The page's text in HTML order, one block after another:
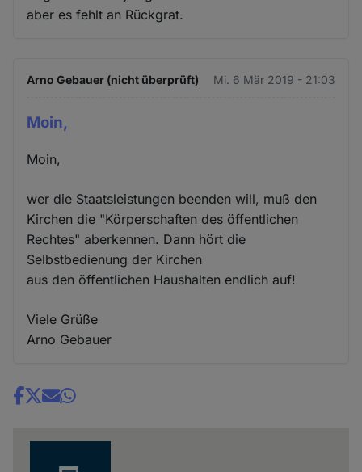
aber es fehlt an Rückgrat.
Arno Gebauer (nicht überprüft) Mi. 6 Mär 2019 - 21:03
Moin,
Moin,
wer die Staatsleistungen beenden will, muß den
Kirchen die "Körperschaften des öffentlichen
Rechtes" aberkennen. Dann hört die
Selbstbedienung der Kirchen
aus den öffentlichen Haushalten endlich auf!
Viele Grüße
Arno Gebauer
Share